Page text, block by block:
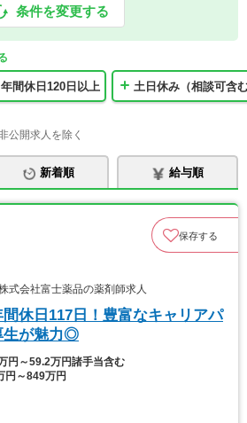
条件を変更する
年間休日120日以上 土日休み（相談可含
公開求人を除く
新着順 給与順
保存する
会社富士薬品の薬剤師求人
間休日117日！豊富なキャリアパ
生が魅力◎
円～59.2万円諸手当含む
円～849万円